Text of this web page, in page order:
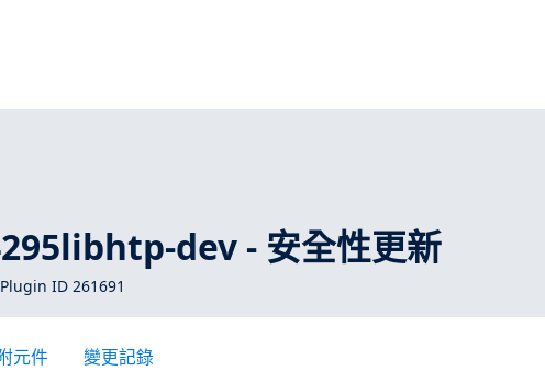
dev - 安全性更新
ID 261691
元件 變更記錄